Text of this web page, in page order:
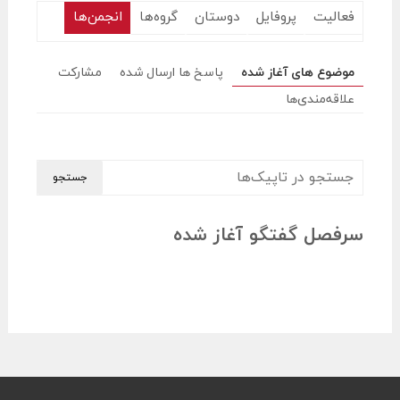
فعالیت پروفایل دوستان گروه‌ها انجمن‌ها
موضوع های آغاز شده پاسخ ها ارسال شده
مشارکت
علاقه‌مندی‌ها
سرفصل گفتگو آغاز شده